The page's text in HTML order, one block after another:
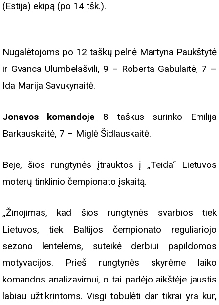
(Estija) ekipą (po 14 tšk.).
Nugalėtojoms po 12 taškų pelnė Martyna Paukštytė
ir Gvanca Ulumbelašvili, 9 – Roberta Gabulaitė, 7 –
Ida Marija Savukynaitė.
Jonavos komandoje 8 taškus surinko Emilija
Barkauskaitė, 7 – Miglė Šidlauskaitė.
Beje, šios rungtynės įtrauktos į „Teida“ Lietuvos
moterų tinklinio čempionato įskaitą.
„Žinojimas, kad šios rungtynės svarbios tiek
Lietuvos, tiek Baltijos čempionato reguliariojo
sezono lentelėms, suteikė derbiui papildomos
motyvacijos. Prieš rungtynės skyrėme laiko
komandos analizavimui, o tai padėjo aikštėje jaustis
labiau užtikrintoms. Visgi tobulėti dar tikrai yra kur,